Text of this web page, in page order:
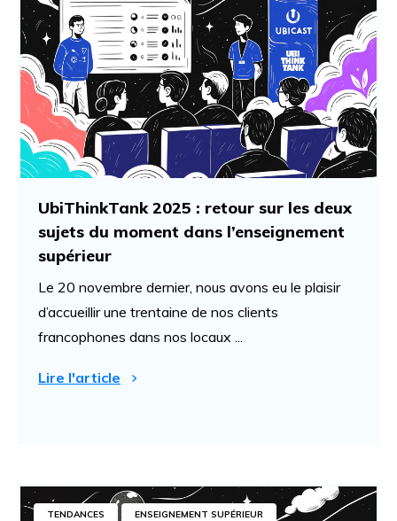
UbiThinkTank 2025 : retour sur les deux
sujets du moment dans l’enseignement
supérieur
Le 20 novembre dernier, nous avons eu le plaisir
d’accueillir une trentaine de nos clients
francophones dans nos locaux ...
Lire l'article
TENDANCES ENSEIGNEMENT SUPÉRIEUR